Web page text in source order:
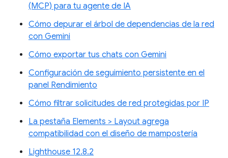
(MCP) para tu agente de IA
Cómo depurar el árbol de dependencias de la red
con Gemini
Cómo exportar tus chats con Gemini
Configuración de seguimiento persistente en el
panel Rendimiento
Cómo filtrar solicitudes de red protegidas por IP
La pestaña Elements > Layout agrega
compatibilidad con el diseño de mampostería
Lighthouse 12.8.2